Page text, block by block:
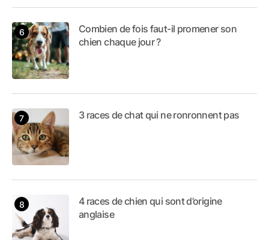
Combien de fois faut-il promener son
chien chaque jour ?
3 races de chat qui ne ronronnent pas
4 races de chien qui sont d’origine
anglaise